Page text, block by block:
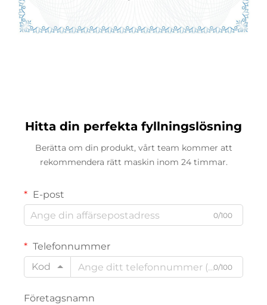
Hitta din perfekta fyllningslösning
Berätta om din produkt, vårt team kommer att
rekommendera rätt maskin inom 24 timmar.
E-post
0/100
Telefonnummer
Kod
0/100
Företagsnamn